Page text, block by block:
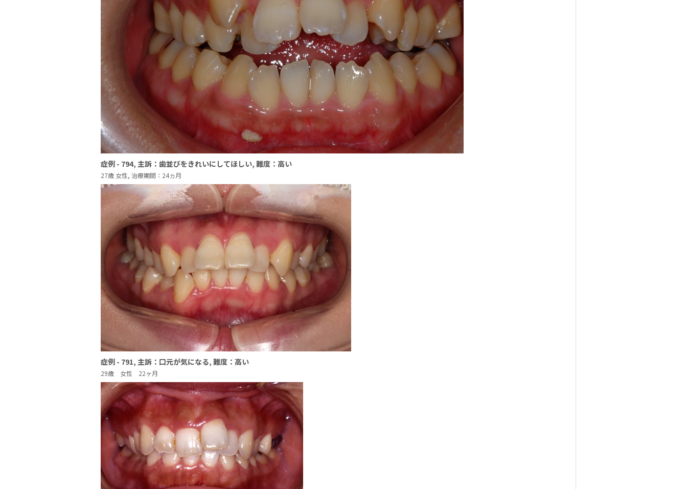
症例 - 794, 主訴：歯並びをきれいにしてほしい, 難度：高い
27歳 女性, 治療期間：24ヵ月
症例 - 791, 主訴：口元が気になる, 難度：高い
29歳 女性 22ヶ月